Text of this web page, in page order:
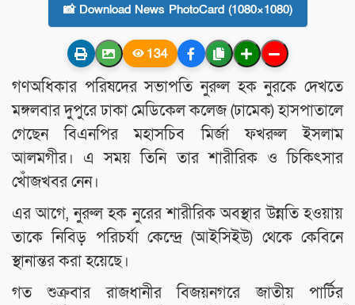
📸 Download News PhotoCard (1080×1080)
134
গণঅধিকার পরিষদের সভাপতি নুরুল হক নুরকে দেখতে
মঙ্গলবার দুপুরে ঢাকা মেডিকেল কলেজ (ঢামেক) হাসপাতালে
গেছেন বিএনপির মহাসচিব মির্জা ফখরুল ইসলাম
আলমগীর। এ সময় তিনি তার শারীরিক ও চিকিৎসার
খোঁজখবর নেন।
এর আগে, নুরুল হক নুরের শারীরিক অবস্থার উন্নতি হওয়ায়
তাকে নিবিড় পরিচর্যা কেন্দ্রে (আইসিইউ) থেকে কেবিনে
স্থানান্তর করা হয়েছে।
গত শুক্রবার রাজধানীর বিজয়নগরে জাতীয় পার্টির